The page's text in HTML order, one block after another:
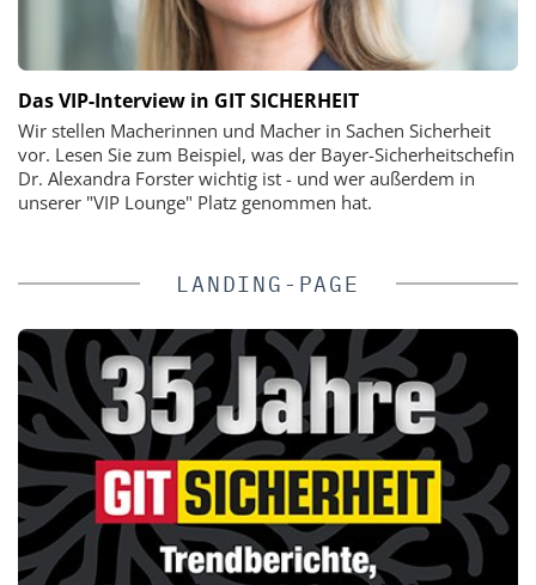
Das VIP-Interview in GIT SICHERHEIT
Wir stellen Macherinnen und Macher in Sachen Sicherheit
vor. Lesen Sie zum Beispiel, was der Bayer-Sicherheitschefin
Dr. Alexandra Forster wichtig ist - und wer außerdem in
unserer "VIP Lounge" Platz genommen hat.
LANDING-PAGE